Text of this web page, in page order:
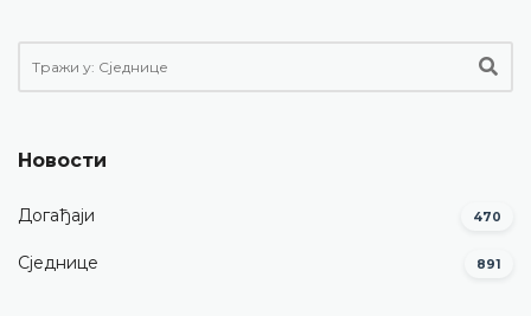
Новости
Догађаји 470
Сједнице 891